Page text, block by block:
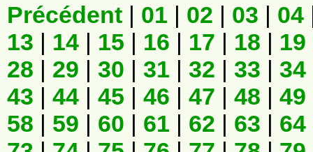
Précédent | 01 | 02 | 03 | 04
13 | 14 | 15 | 16 | 17 | 18 | 19
28 | 29 | 30 | 31 | 32 | 33 | 34
43 | 44 | 45 | 46 | 47 | 48 | 49
58 | 59 | 60 | 61 | 62 | 63 | 64